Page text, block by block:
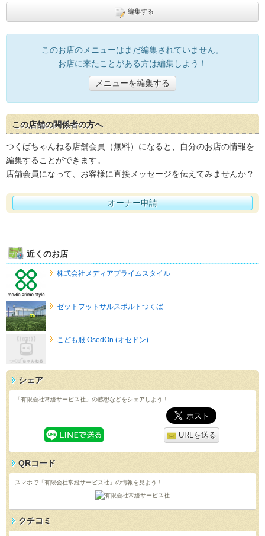
編集する
このお店のメニューはまだ編集されていません。
お店に来たことがある方は編集しよう！
メニューを編集する
この店舗の関係者の方へ
つくばちゃんねる店舗会員（無料）になると、自分のお店の情報を
編集することができます。
店舗会員になって、お客様に直接メッセージを伝えてみませんか？
オーナー申請
近くのお店
株式会社メディアプライムスタイル
ゼットフットサルスポルトつくば
こども服 OsedOn (オセドン)
シェア
「有限会社常総サービス社」の感想などをシェアしよう！
URLを送る
QRコード
スマホで「有限会社常総サービス社」の情報を見よう！
クチコミ